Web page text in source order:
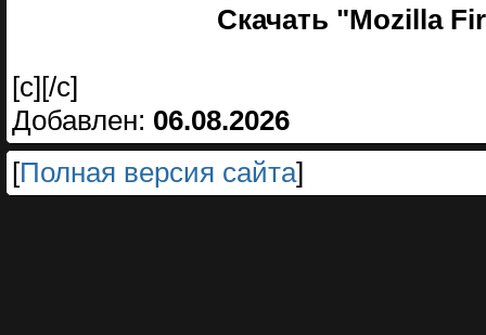
Скачать "Mozilla
[c][/c]
Добавлен: 06.08.2026
[Полная версия сайта]